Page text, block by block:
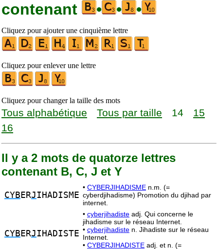
contenant
• • •
Cliquez pour ajouter une cinquième lettre
Cliquez pour enlever une lettre
Cliquez pour changer la taille des mots
Tous alphabétique Tous par taille 14
15
16
Il y a 2 mots de quatorze lettres
contenant B, C, J et Y
CYB ERJIHADISME
• CYBERJIHADISME n.m. (=
cyberdjihadisme) Promotion du djihad par
internet.
CYB ERJIHADISTE
• cyberjihadiste adj. Qui concerne le
jihadisme sur le réseau Internet.
• cyberjihadiste n. Jihadiste sur le réseau
Internet.
• CYBERJIHADISTE adj. et n. (=